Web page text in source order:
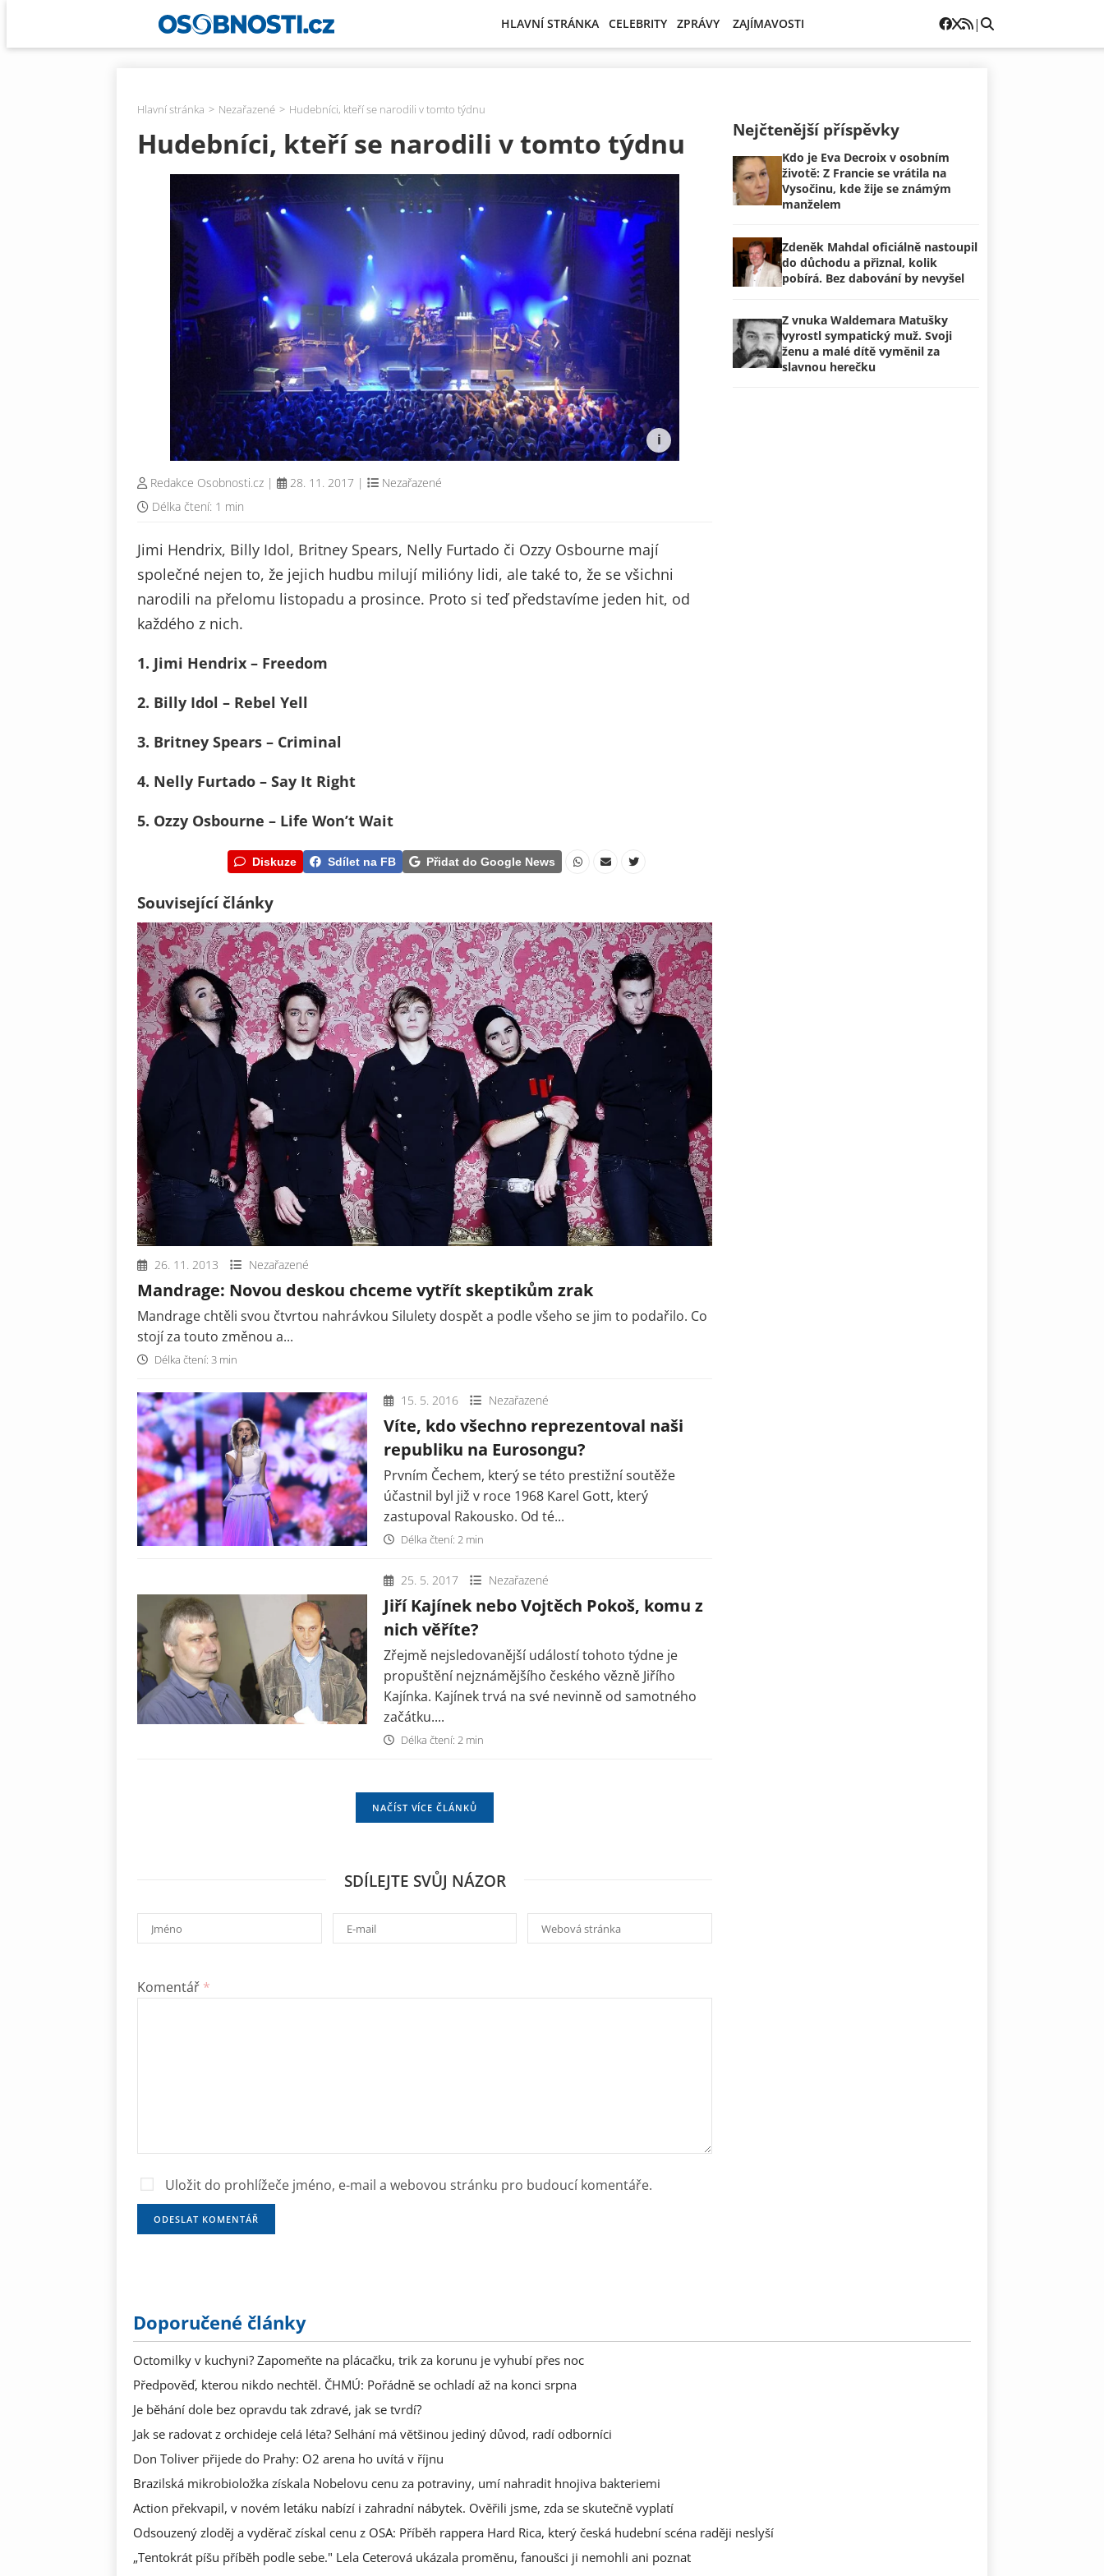
HLAVNÍ STRÁNKA CELEBRITY ZPRÁVY ZAJÍMAVOSTI |
Hlavní stránka Nezařazené Hudebníci, kteří se narodili v tomto týdnu
Hudebníci, kteří se narodili v tomto týdnu
Redakce Osobnosti.cz | 28. 11. 2017 |
Nezařazené
Délka čtení: 1 min
Jimi Hendrix, Billy Idol, Britney Spears, Nelly Furtado či Ozzy Osbourne mají
společné nejen to, že jejich hudbu milují milióny lidi, ale také to, že se všichni
narodili na přelomu listopadu a prosince. Proto si teď představíme jeden hit, od
každého z nich.
1. Jimi Hendrix – Freedom
2. Billy Idol – Rebel Yell
3. Britney Spears – Criminal
4. Nelly Furtado – Say It Right
5. Ozzy Osbourne – Life Won’t Wait
Diskuze Sdílet na FB Přidat do Google News
Související články
26. 11. 2013 Nezařazené
Mandrage: Novou deskou chceme vytřít skeptikům zrak
Mandrage chtěli svou čtvrtou nahrávkou Silulety dospět a podle všeho se jim to podařilo. Co
stojí za touto změnou a...
Délka čtení: 3 min
15. 5. 2016 Nezařazené
Víte, kdo všechno reprezentoval naši
republiku na Eurosongu?
Prvním Čechem, který se této prestižní soutěže
účastnil byl již v roce 1968 Karel Gott, který
zastupoval Rakousko. Od té...
Délka čtení: 2 min
25. 5. 2017 Nezařazené
Jiří Kajínek nebo Vojtěch Pokoš, komu z
nich věříte?
Zřejmě nejsledovanější událostí tohoto týdne je
propuštění nejznámějšího českého vězně Jiřího
Kajínka. Kajínek trvá na své nevinně od samotného
začátku....
Délka čtení: 2 min
NAČÍST VÍCE ČLÁNKŮ
SDÍLEJTE SVŮJ NÁZOR
Komentář *
Uložit do prohlížeče jméno, e-mail a webovou stránku pro budoucí komentáře.
Nejčtenější příspěvky
Kdo je Eva Decroix v osobním
životě: Z Francie se vrátila na
Vysočinu, kde žije se známým
manželem
Zdeněk Mahdal oficiálně nastoupil
do důchodu a přiznal, kolik
pobírá. Bez dabování by nevyšel
Z vnuka Waldemara Matušky
vyrostl sympatický muž. Svoji
ženu a malé dítě vyměnil za
slavnou herečku
Doporučené články
Octomilky v kuchyni? Zapomeňte na plácačku, trik za korunu je vyhubí přes noc
Předpověď, kterou nikdo nechtěl. ČHMÚ: Pořádně se ochladí až na konci srpna
Je běhání dole bez opravdu tak zdravé, jak se tvrdí?
Jak se radovat z orchideje celá léta? Selhání má většinou jediný důvod, radí odborníci
Don Toliver přijede do Prahy: O2 arena ho uvítá v říjnu
Brazilská mikrobioložka získala Nobelovu cenu za potraviny, umí nahradit hnojiva bakteriemi
Action překvapil, v novém letáku nabízí i zahradní nábytek. Ověřili jsme, zda se skutečně vyplatí
Odsouzený zloděj a vyděrač získal cenu z OSA: Příběh rappera Hard Rica, který česká hudební scéna raději neslyší
„Tentokrát píšu příběh podle sebe." Lela Ceterová ukázala proměnu, fanoušci ji nemohli ani poznat